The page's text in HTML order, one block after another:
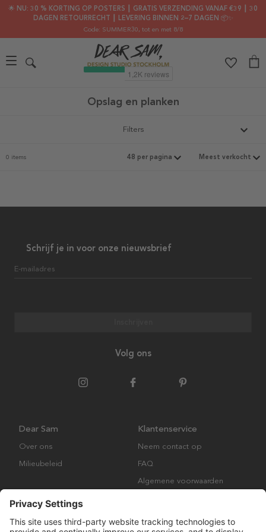
🌟 NU: 30 % KORTING OP POSTERS ┃ GRATIS VERZENDING VANAF €39 ┃ 30
DAGEN RETOURRECHT ┃ LEVERING BINNEN 2–7 DAGEN 📦✨
Code: SUMMER30, tot en met 8/8
Opslag en planken
Filters
0 items
Schrijf je in voor onze nieuwsbrief
E-mailadres
Volg ons
Dear Sam
Over ons
Milieubeleid
Klantenservice
Neem contact op
FAQ
Algemene voorwaarden